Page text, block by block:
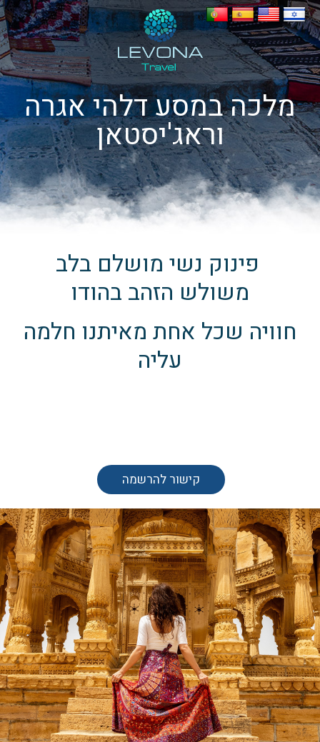
מלכה במסע דלהי אגרה
וראג'יסטאן
פינוק נשי מושלם בלב
משולש הזהב בהודו
חוויה שכל אחת מאיתנו חלמה
עליה
קישור להרשמה